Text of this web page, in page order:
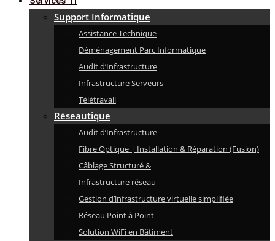
Support Informatique
Assistance Technique
Déménagement Parc Informatique
Audit d’Infrastructure
Infrastructure Serveurs
Télétravail
Réseautique
Audit d’Infrastructure
Fibre Optique | Installation & Réparation (Fusion)
Câblage Structuré &
Infrastructure réseau
Gestion d’infrastructure virtuelle simplifiée
Réseau Point à Point
Solution WiFi en Bâtiment